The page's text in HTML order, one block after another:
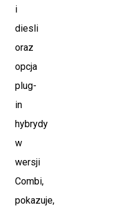
i
diesli
oraz
opcja
plug-
in
hybrydy
w
wersji
Combi,
pokazuje,